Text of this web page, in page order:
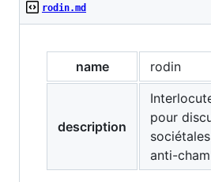
rodin.md
name rodin
description
pour
anti-